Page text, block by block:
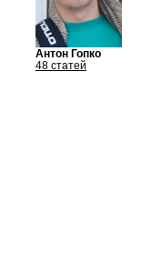
Антон Гопко
48 статей